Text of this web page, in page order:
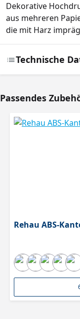
Dekorative
aus mehreren
die mit Harz
Technische
Passendes
Produktgalerie
Rehau ABS-